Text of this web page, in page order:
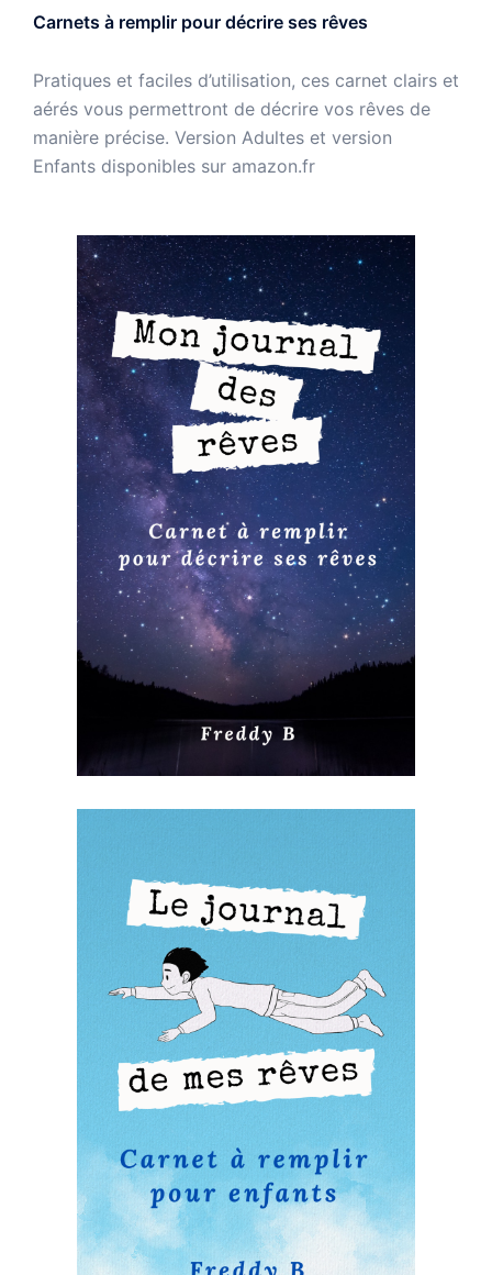
Carnets à remplir pour décrire ses rêves
Pratiques et faciles d’utilisation, ces carnet clairs et
aérés vous permettront de décrire vos rêves de
manière précise. Version Adultes et version
Enfants disponibles sur amazon.fr